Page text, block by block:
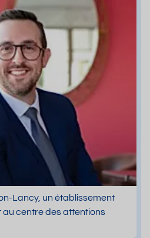
Lancy, un établissement
au centre des attentions